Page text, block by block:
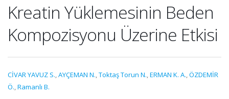
Kreatin Yüklemesinin Beden
Kompozisyonu Üzerine Etkisi
CİVAR YAVUZ S.,AYÇEMAN N.,Toktaş Torun N.,ERMAN K. A.,ÖZDEMİR
Ö.,Ramanlı B.